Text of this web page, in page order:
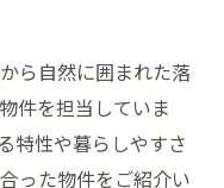
ら自然に囲まれた落
件を担当していま
特性や暮らしやすさ
った物件をご紹介い